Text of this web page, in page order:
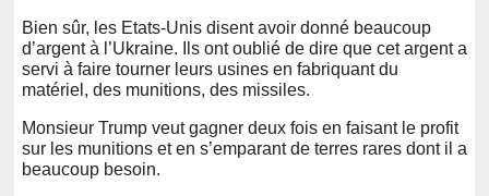
Bien sûr, les Etats-Unis disent avoir donné beaucoup
d’argent à l’Ukraine. Ils ont oublié de dire que cet argent a
servi à faire tourner leurs usines en fabriquant du
matériel, des munitions, des missiles.
Monsieur Trump veut gagner deux fois en faisant le profit
sur les munitions et en s’emparant de terres rares dont il a
beaucoup besoin.